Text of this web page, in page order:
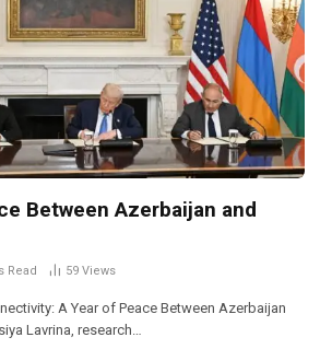
Between Azerbaijan and
Read 59 Views
A Year of Peace Between Azerbaijan
Lavrina, research…